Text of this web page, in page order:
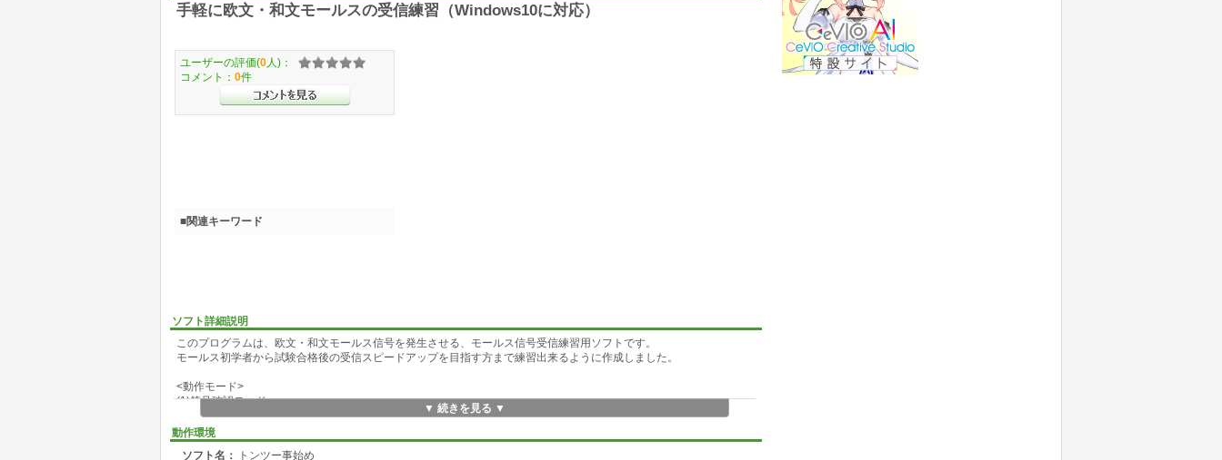
手軽に欧文・和文モールスの受信練習（Windows10に対応）
ソフト詳細説明
このプログラムは、欧文・和文モールス信号を発生させる、モールス信号受信練習用ソフトです。
モールス初学者から試験合格後の受信スピードアップを目指す方まで練習出来るように作成しました。
<動作モード>
(1)符号確認モード
任意の文字、数字、記号ボタンを押すとモールス符号が再生されます。
モールスの初期勉強の段階で、符号そのものをこれから覚えようという時に便利です。
▼ 続きを見る ▼
動作環境
ソフト名：
トンツー事始め
ユーザーの評価(0 人)：
コメント： 0件
■関連キーワード